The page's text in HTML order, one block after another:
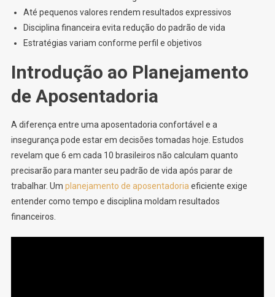
Até pequenos valores rendem resultados expressivos
Disciplina financeira evita redução do padrão de vida
Estratégias variam conforme perfil e objetivos
Introdução ao Planejamento
de Aposentadoria
A diferença entre uma aposentadoria confortável e a
insegurança pode estar em decisões tomadas hoje. Estudos
revelam que 6 em cada 10 brasileiros não calculam quanto
precisarão para manter seu padrão de vida após parar de
trabalhar. Um planejamento de aposentadoria eficiente exige
entender como tempo e disciplina moldam resultados
financeiros.